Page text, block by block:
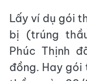
Lấy ví dụ gói
bị (trúng
Phúc Thịnh
đồng. Hay gói